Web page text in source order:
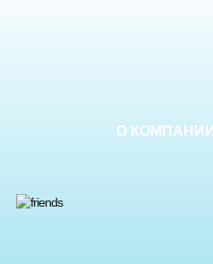
О КОМПАНИИ